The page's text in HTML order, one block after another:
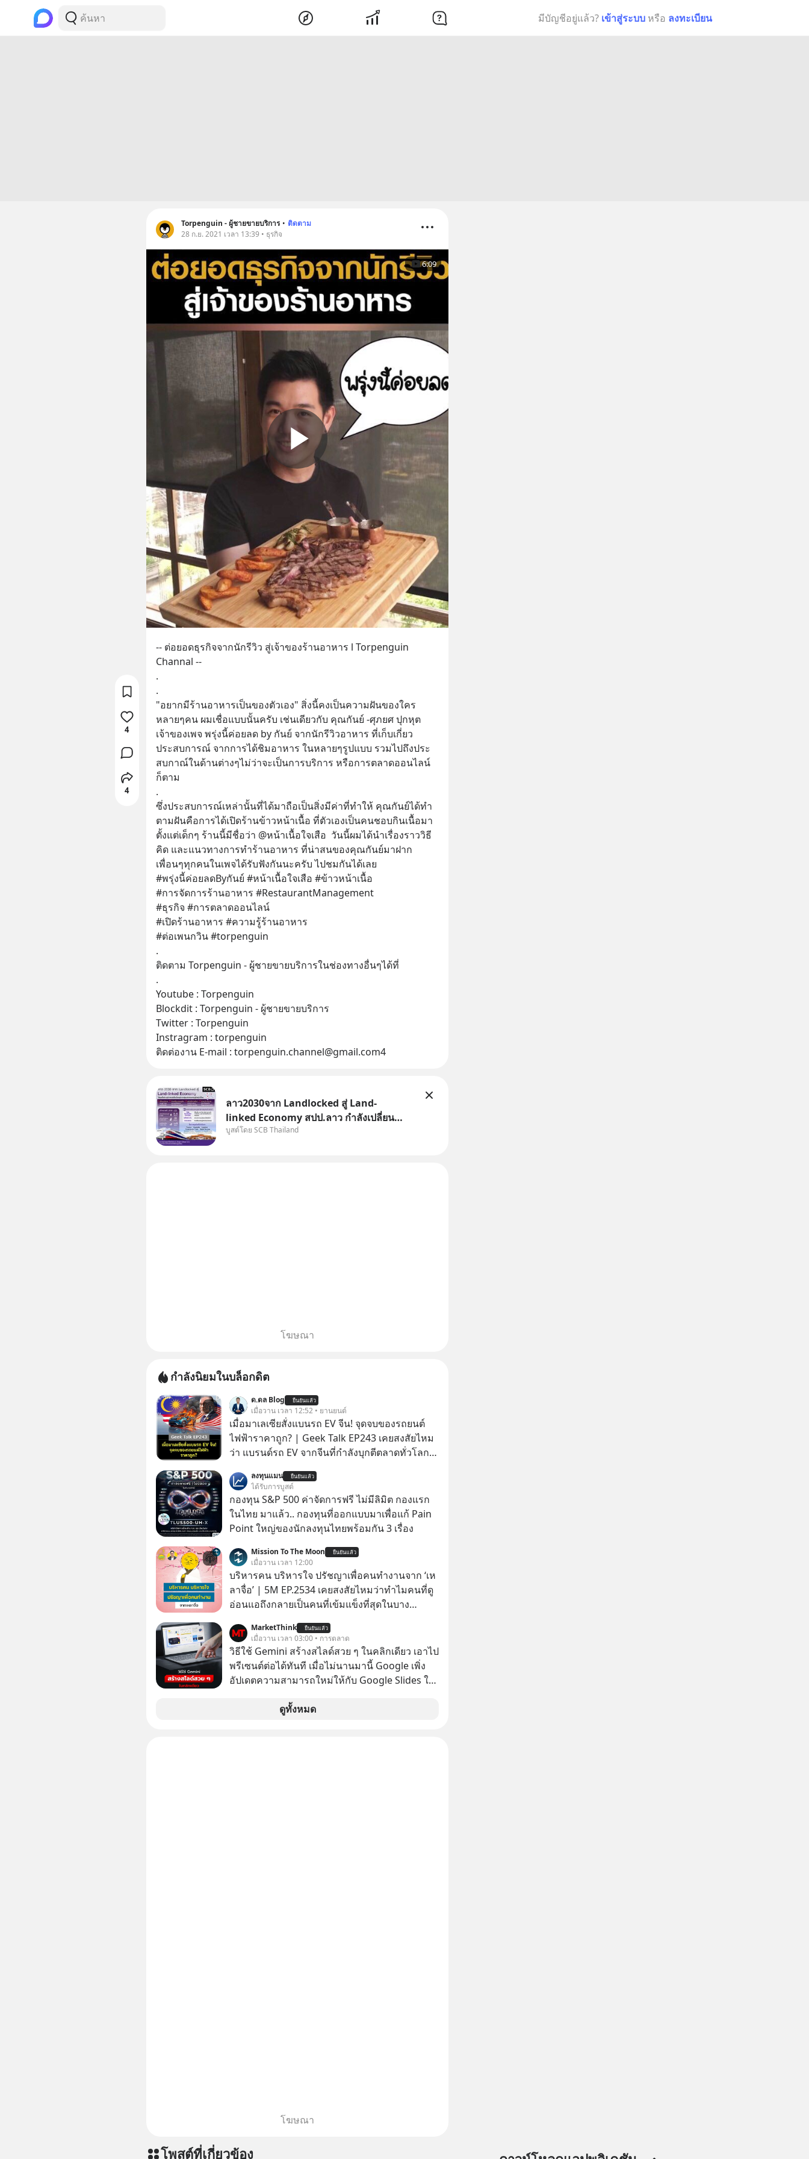
มีบัญชีอยู่แล้ว? เข้าสู่ระบบ หรือ ลงทะเบียน
Torpenguin - ผู้ชายขายบริการ • ติดตาม
28 ก.ย. 2021 เวลา 13:39 • ธุรกิจ
6:09
-- ต่อยอดธุรกิจจากนักรีวิว สู่เจ้าของร้านอาหาร l Torpenguin
Channal --
.
.
"อยากมีร้านอาหารเป็นของตัวเอง" สิ่งนี้คงเป็นความฝันของใคร
หลายๆคน ผมเชื่อแบบนั้นครับ เช่นเดียวกับ คุณกันย์ -ศุภยศ ปุกหุต
เจ้าของเพจ พรุ่งนี้ค่อยลด by กันย์ จากนักรีวิวอาหาร ที่เก็บเกี่ยว
ประสบการณ์ จากการได้ชิมอาหาร ในหลายๆรูปแบบ รวมไปถึงประ
สบกาณ์ในด้านต่างๆไม่ว่าจะเป็นการบริการ หรือการตลาดออนไลน์
ก็ตาม
.
ซึ่งประสบการณ์เหล่านั้นที่ได้มาถือเป็นสิ่งมีค่าที่ทำให้ คุณกันย์ได้ทำ
ตามฝันคือการได้เปิดร้านข้าวหน้าเนื้อ ที่ตัวเองเป็นคนชอบกินเนื้อมา
ตั้งแต่เด็กๆ ร้านนี้มีชื่อว่า @หน้าเนื้อใจเสือ  วันนี้ผมได้นำเรื่องราววิธี
คิด และแนวทางการทำร้านอาหาร ที่น่าสนของคุณกันย์มาฝาก
เพื่อนๆทุกคนในเพจได้รับฟังกันนะครับ ไปชมกันได้เลย
#พรุ่งนี้ค่อยลดByกันย์ #หน้าเนื้อใจเสือ #ข้าวหน้าเนื้อ
#การจัดการร้านอาหาร #RestaurantManagement
#ธุรกิจ #การตลาดออนไลน์
#เปิดร้านอาหาร #ความรู้ร้านอาหาร
#ต่อเพนกวิน #torpenguin
.
ติดตาม Torpenguin - ผู้ชายขายบริการในช่องทางอื่นๆได้ที่
.
Youtube : Torpenguin
Blockdit : Torpenguin - ผู้ชายขายบริการ
Twitter : Torpenguin
Instragram : torpenguin
ติดต่องาน E-mail : torpenguin.channel@gmail.com4
4
4
ลาว2030จาก Landlocked สู่ Land-
linked Economy สปป.ลาว กำลังเปลี่ยน
บทบาทจาก “ประเทศทางผ่าน” สู่ “ศูนย์กลาง
บูสต์โดย SCB Thailand
โฆษณา
กำลังนิยมในบล็อกดิต
ด.ดล Blog ยืนยันแล้ว
เมื่อวาน เวลา 12:52 • ยานยนต์
เมื่อมาเลเซียสั่งแบนรถ EV จีน! จุดจบของรถยนต์
ไฟฟ้าราคาถูก? | Geek Talk EP243 เคยสงสัยไหม
ว่า แบรนด์รถ EV จากจีนที่กำลังบุกตีตลาดทั่วโลก
อย่างไร? นี่คือเรื่องจริงที่เพิ่งเกิดขึ้นในมาเลเซีย เมื่อ
รัฐบาลประกาศงัด “กฎเหล็ก” สั่งบล็อกการนำเข้า
รถ EV ราคาถูกจากจีนแบบสายฟ้าแลบ ตั้งกำแพง
ราคานำเข้าขั้นต่ำสูงถึง 1.7 ล้านบาท! งานนี้ทำเอา
ค่ายยักษ์ใหญ่อย่าง BYD ที่เคยกวาดเรียบยอดขาย
ถึงกับสะดุดไปไม่เป็น แต่เบื้องหลังมาตรการสุดโต่ง
นี้ ไม่ใช่แค่การกีดกันทางการค้าธรรมดา แต่มันคือ
แผนอุ้มชูแบรนด์แห่งชาติอย่าง Proton เพื่อรักษา
ตำแหน่งงานนับแสนชีวิตในประเทศ ค่ายรถจีนจะ
แก้เกมหมากกระดานนี้อย่างไร? และทำไมเรื่องนี้
ถึงสั่นสะเทือนวงการยานยนต์ทั้งภูมิภาค? เราจะพา
ไปเจาะลึกเบื้องหลังสงคราม EV สุดเดือดนี้กัน เลือก
ฟังกันได้เลยนะครับ อย่าลืมกด Follow ติดตาม
PodCast ช่อง Geek Forever’s Podcast ของผม
กันด้วยนะครับ 🎧 ฟังผ่าน Spotify :
Apple Podcast : https://apple.co/2lEqPPg 🎧
ลงทุนแมน ยืนยันแล้ว
ได้รับการบูสต์
กองทุน S&P 500 ค่าจัดการฟรี ไม่มีลิมิต กองแรก
ในไทย มาแล้ว.. กองทุนที่ออกแบบมาเพื่อแก้ Pain
Point ใหญ่ของนักลงทุนไทยพร้อมกัน 3 เรื่อง
Mission To The Moon ยืนยันแล้ว
เมื่อวาน เวลา 12:00
บริหารคน บริหารใจ ปรัชญาเพื่อคนทำงานจาก ‘เห
ลาจื่อ’ | 5M EP.2534 เคยสงสัยไหมว่าทำไมคนที่ดู
อ่อนแอถึงกลายเป็นคนที่เข้มแข็งที่สุดในบาง
ถึงประสบความสำเร็จได้ไวกว่าใครเพื่อน? ไม่แน่ว่า
คนกลุ่มนี้อาจจะเป็นคนที่รู้จักบริหารใจตัวเอง และ
คนรอบตัวได้เก่งที่สุดก็เป็นได้ โดยพอดแคสต์ 5M
ในวันนี้จะพาทุกคนไปสำรวจวิธีการบริหารคนและ
จื๊อ) นักปราชญ์จีนแห่งยุคไปด้วยกัน
MarketThink ยืนยันแล้ว
เมื่อวาน เวลา 03:00 • การตลาด
วิธีใช้ Gemini สร้างสไลด์สวย ๆ ในคลิกเดียว เอาไป
พรีเซนต์ต่อได้ทันที เมื่อไม่นานมานี้ Google เพิ่ง
อัปเดตความสามารถใหม่ให้กับ Google Slides ให้
สวย ๆ ได้ในคลิกเดียว ไม่ต้องเสียเวลาทำเองอีกต่อ
ดูทั้งหมด
โฆษณา
โพสต์ที่เกี่ยวข้อง